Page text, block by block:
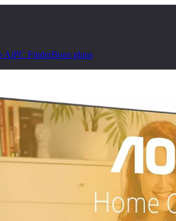
AiPC FinderBons plans